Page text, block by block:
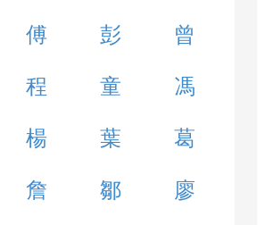
傅 彭 曾
程 童 馮
楊 葉 葛
詹 鄒 廖